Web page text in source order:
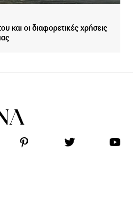
και οι διαφορετικές χρήσεις